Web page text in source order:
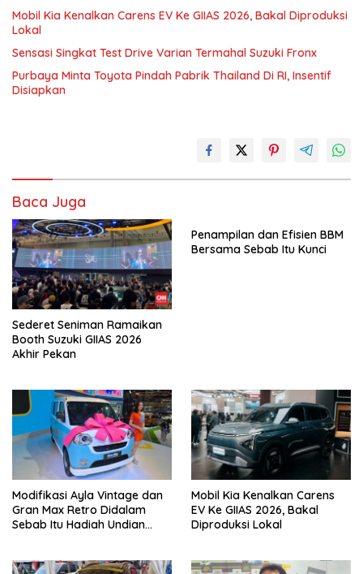
Mobil Kia Kenalkan Carens EV Ke GIIAS 2026, Bakal Diproduksi
Lokal
Sensasi Singkat Test Drive Varian Termahal Suzuki Fronx
Purbaya Minta Toyota Pindah Pabrik Thailand Di RI, Insentif
Disiapkan
Baca Juga
Sederet Seniman Ramaikan
Booth Suzuki GIIAS 2026
Akhir Pekan
Penampilan dan Efisien BBM
Bersama Sebab Itu Kunci
Modifikasi Ayla Vintage dan
Gran Max Retro Didalam
Sebab Itu Hadiah Undian
Mobil Kia Kenalkan Carens
EV Ke GIIAS 2026, Bakal
Diproduksi Lokal